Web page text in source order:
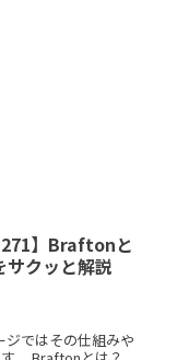
】Braftonと
クッと解説
ではその仕組みや